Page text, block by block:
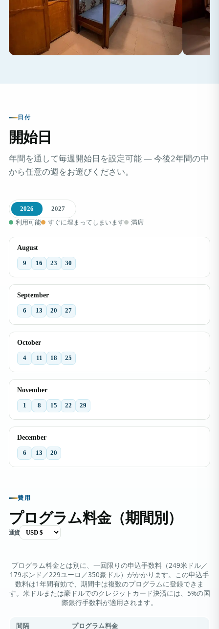
日付
開始日
年間を通して毎週開始日を設定可能 ― 今後2年間の中
から任意の週をお選びください。
2026 2027
利用可能 すぐに埋まってしまいます 満席
August
9 16 23 30
September
6 13 20 27
October
4 11 18 25
November
1 8 15 22 29
December
6 13 20
費用
プログラム料金（期間別）
通貨
プログラム料金とは別に、一回限りの申込手数料（249米ドル／
179ポンド／229ユーロ／350豪ドル）がかかります。この申込手
数料は1年間有効で、期間中は複数のプログラムに登録できま
す。米ドルまたは豪ドルでのクレジットカード決済には、5%の国
際銀行手数料が適用されます。
間隔 プログラム料金